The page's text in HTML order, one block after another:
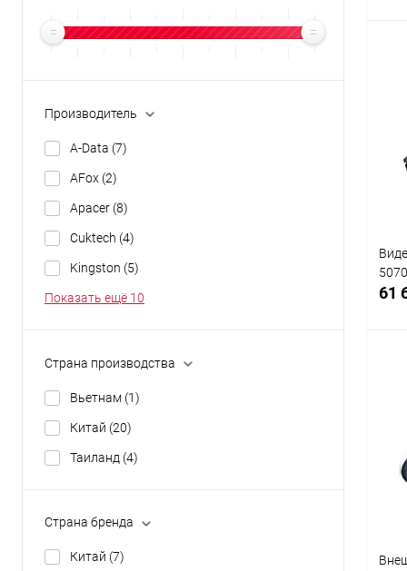
Производитель
A-Data (7)
AFox (2)
Apacer (8)
Cuktech (4)
Kingston (5)
Показать ещё 10
Страна производства
Вьетнам (1)
Китай (20)
Таиланд (4)
Страна бренда
Китай (7)
61